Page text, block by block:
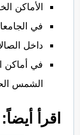
الأماكن
في
داخل
في أماكن
الشمس
اقرأ